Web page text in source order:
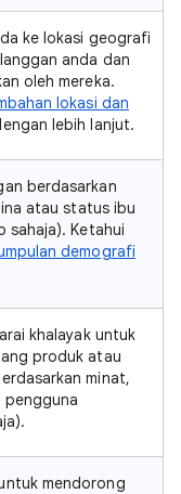
ke lokasi geografi
anda dan
oleh mereka.
lokasi dan
lebih lanjut.
berdasarkan
atau status ibu
sahaja). Ketahui
demografi
khalayak untuk
produk atau
minat,
mendorong